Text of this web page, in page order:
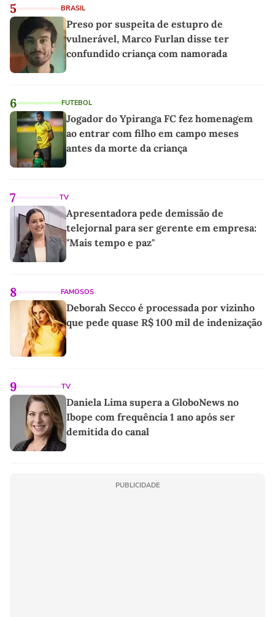
5 BRASIL
Preso por suspeita de estupro de
vulnerável, Marco Furlan disse ter
confundido criança com namorada
6 FUTEBOL
Jogador do Ypiranga FC fez homenagem
ao entrar com filho em campo meses
antes da morte da criança
7 TV
Apresentadora pede demissão de
telejornal para ser gerente em empresa:
"Mais tempo e paz"
8 FAMOSOS
Deborah Secco é processada por vizinho
que pede quase R$ 100 mil de indenização
9 TV
Daniela Lima supera a GloboNews no
Ibope com frequência 1 ano após ser
demitida do canal
PUBLICIDADE